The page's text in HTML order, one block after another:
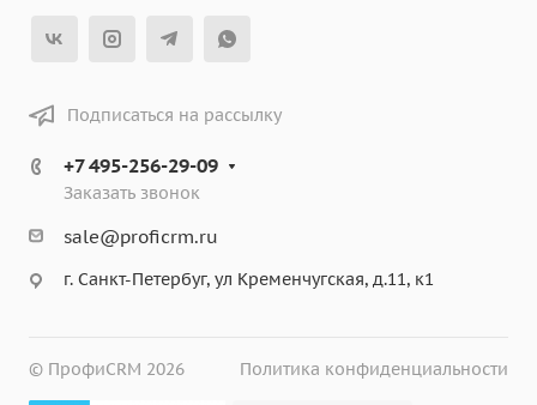
Подписаться на рассылку
+7 495-256-29-09
Заказать звонок
sale@proficrm.ru
г. Санкт-Петербуг, ул Кременчугская, д.11, к1
© ПрофиCRM 2026 Политика конфиденциальности